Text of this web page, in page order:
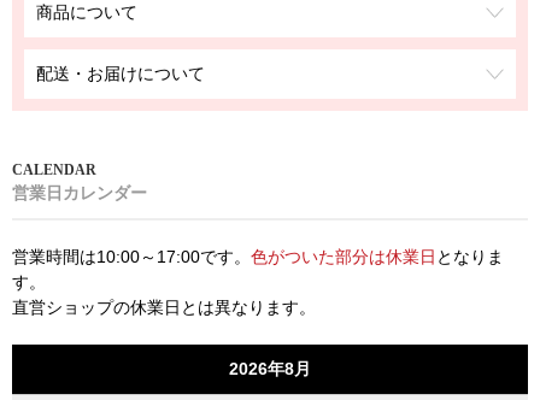
商品について
配送・お届けについて
営業日カレンダー
営業時間は10:00～17:00です。 色がついた部分は休業日 となりま
す。
直営ショップの休業日とは異なります。
2026年8月